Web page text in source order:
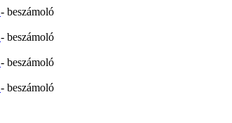
- beszámoló
- beszámoló
- beszámoló
- beszámoló